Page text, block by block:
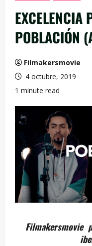
EXCELENCIA
POBLACIÓN
Filmakersmovie
4 octubre, 2019
1 minute read
Filmakersmovie